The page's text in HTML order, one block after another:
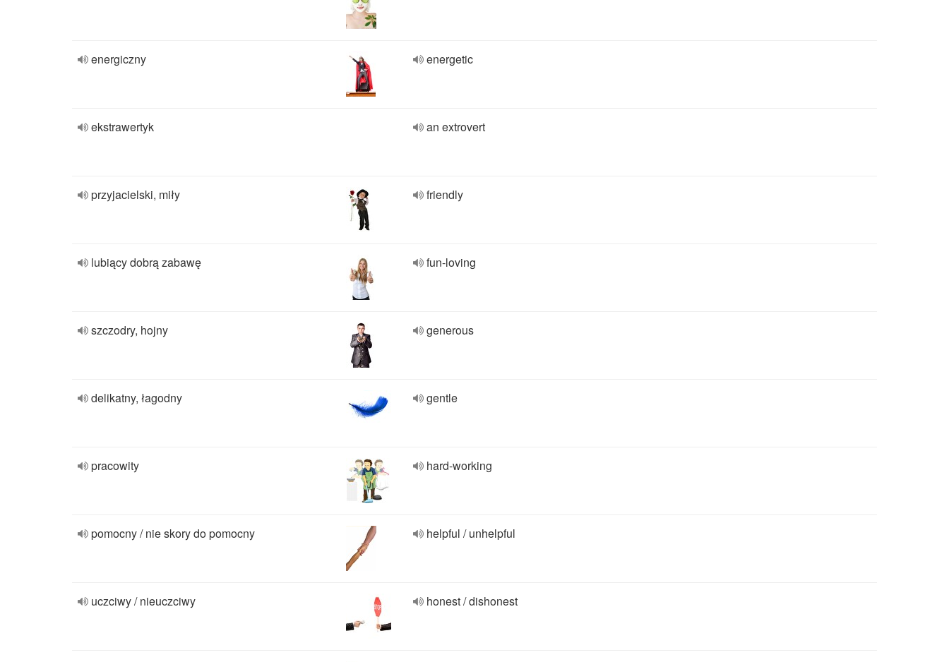
energiczny energetic
ekstrawertyk an extrovert
przyjacielski, miły friendly
lubiący dobrą zabawę fun-loving
szczodry, hojny generous
delikatny, łagodny gentle
pracowity hard-working
pomocny / nie skory do pomocny helpful / unhelpful
uczciwy / nieuczciwy honest / dishonest